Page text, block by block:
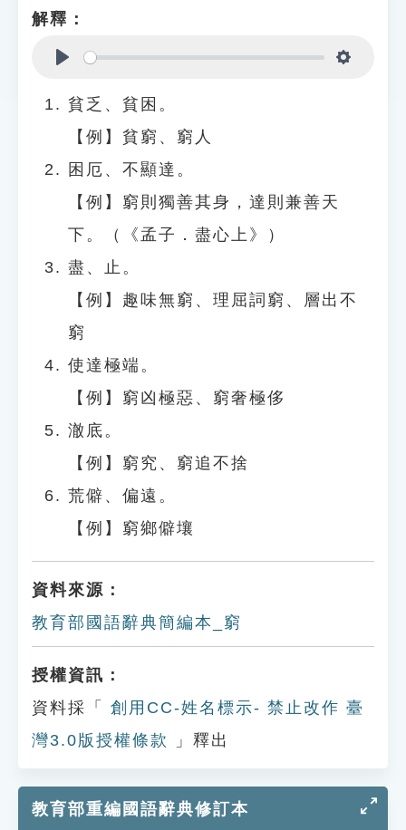
解釋：
貧乏、貧困。
【例】貧窮、窮人
困厄、不顯達。
【例】窮則獨善其身，達則兼善天
下。（《孟子．盡心上》）
盡、止。
【例】趣味無窮、理屈詞窮、層出不
窮
使達極端。
【例】窮凶極惡、窮奢極侈
澈底。
【例】窮究、窮追不捨
荒僻、偏遠。
【例】窮鄉僻壤
資料來源：
教育部國語辭典簡編本_窮
授權資訊：
資料採「
創用CC-姓名標示- 禁止改作 臺
灣3.0版授權條款
」釋出
教育部重編國語辭典修訂本